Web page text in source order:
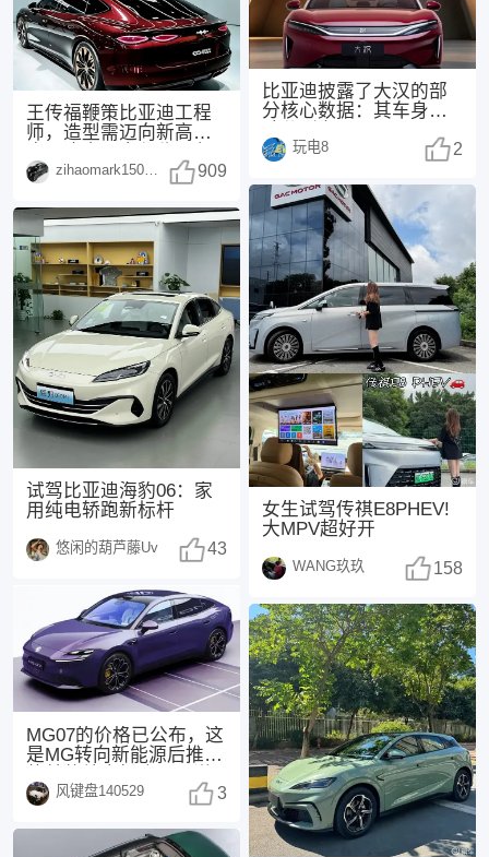
王传福鞭策比亚迪工程
师，造型需迈向新高
众望！传福先生曾表 909
试驾比亚迪海豹06：家
用纯电轿跑新标杆
悠闲的葫芦藤Uv 43
MG07的价格已公布，这
是MG转向新能源后推出
其他，紫色外观
风键盘140529 3
比亚迪披露了大汉的部
分核心数据：其车身尺
5256×1999×1510mm
玩电8 2
女生试驾传祺E8PHEV!
大MPV超好开
WANG玖玖 158